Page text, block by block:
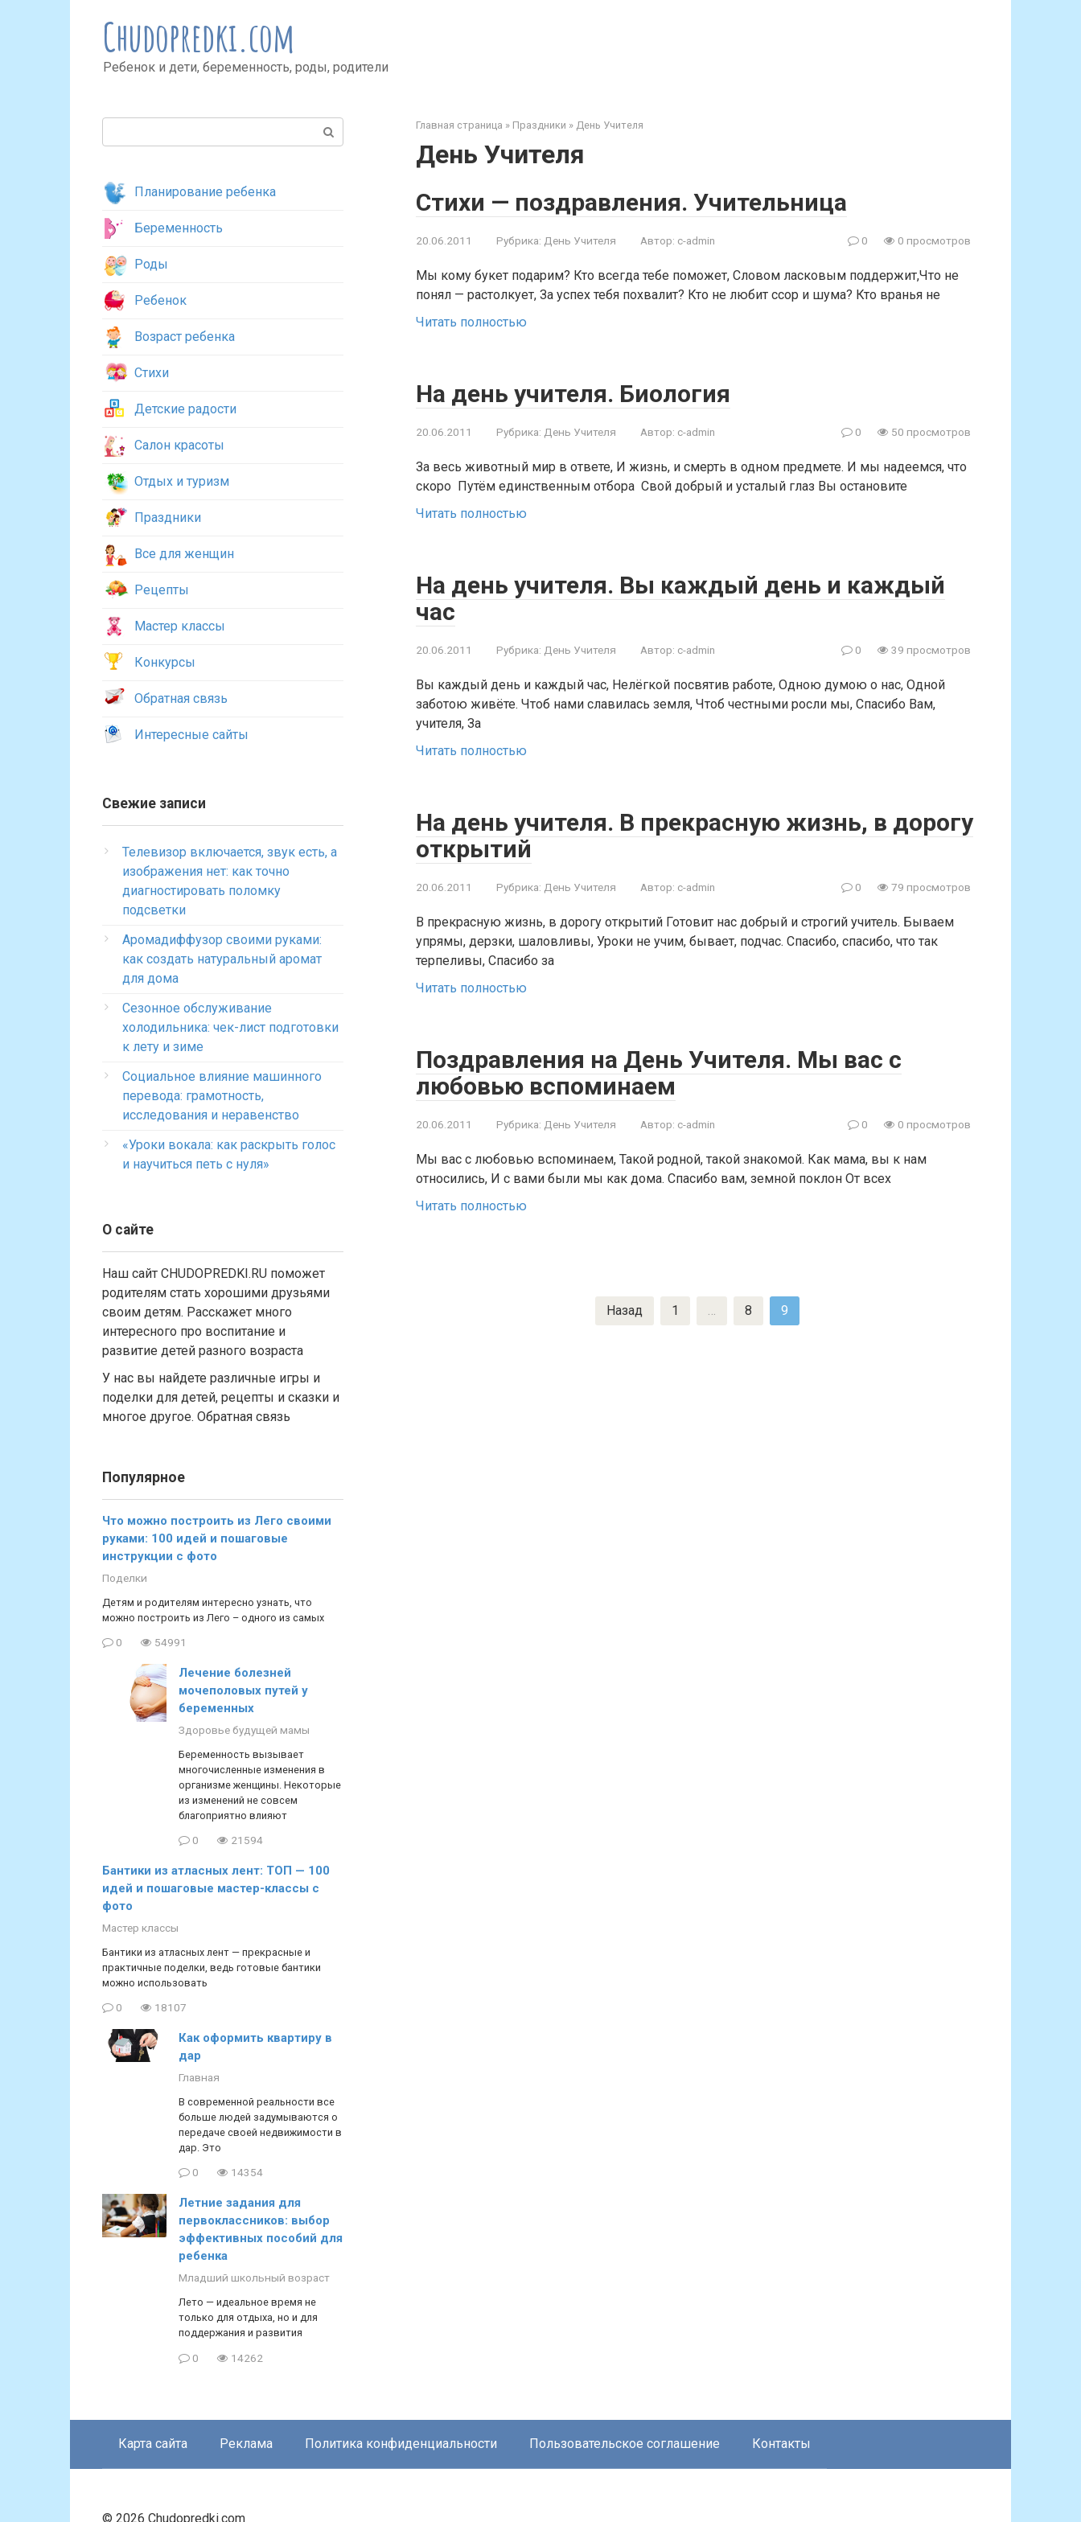
Chudopredki.com
Ребенок и дети, беременность, роды, родители
Главная страница » Праздники » День Учителя
День Учителя
Стихи — поздравления. Учительница
20.06.2011 Рубрика: День Учителя Автор: c-admin 0 0 просмотров
Мы кому букет подарим? Кто всегда тебе поможет, Словом ласковым поддержит,Что не
понял — растолкует, За успех тебя похвалит? Кто не любит ссор и шума? Кто вранья не
Читать полностью
На день учителя. Биология
20.06.2011 Рубрика: День Учителя Автор: c-admin 0 50 просмотров
За весь животный мир в ответе, И жизнь, и смерть в одном предмете. И мы надеемся, что
скоро Путём единственным отбора Свой добрый и усталый глаз Вы остановите
Читать полностью
На день учителя. Вы каждый день и каждый
час
20.06.2011 Рубрика: День Учителя Автор: c-admin 0 39 просмотров
Вы каждый день и каждый час, Нелёгкой посвятив работе, Одною думою о нас, Одной
заботою живёте. Чтоб нами славилась земля, Чтоб честными росли мы, Спасибо Вам,
учителя, За
Читать полностью
На день учителя. В прекрасную жизнь, в дорогу
открытий
20.06.2011 Рубрика: День Учителя Автор: c-admin 0 79 просмотров
В прекрасную жизнь, в дорогу открытий Готовит нас добрый и строгий учитель. Бываем
упрямы, дерзки, шаловливы, Уроки не учим, бывает, подчас. Спасибо, спасибо, что так
терпеливы, Спасибо за
Читать полностью
Поздравления на День Учителя. Мы вас с
любовью вспоминаем
20.06.2011 Рубрика: День Учителя Автор: c-admin 0 0 просмотров
Мы вас с любовью вспоминаем, Такой родной, такой знакомой. Как мама, вы к нам
относились, И с вами были мы как дома. Спасибо вам, земной поклон От всех
Читать полностью
Назад 1 … 8 9
Планирование ребенка
Беременность
Роды
Ребенок
Возраст ребенка
Стихи
Детские радости
Салон красоты
Отдых и туризм
Праздники
Все для женщин
Рецепты
Мастер классы
Конкурсы
Обратная связь
Интересные сайты
Свежие записи
Телевизор включается, звук есть, а
изображения нет: как точно
диагностировать поломку
подсветки
Аромадиффузор своими руками:
как создать натуральный аромат
для дома
Сезонное обслуживание
холодильника: чек-лист подготовки
к лету и зиме
Социальное влияние машинного
перевода: грамотность,
исследования и неравенство
«Уроки вокала: как раскрыть голос
и научиться петь с нуля»
О сайте
Наш сайт CHUDOPREDKI.RU поможет
родителям стать хорошими друзьями
своим детям. Расскажет много
интересного про воспитание и
развитие детей разного возраста
У нас вы найдете различные игры и
поделки для детей, рецепты и сказки и
многое другое. Обратная связь
Популярное
Что можно построить из Лего своими
руками: 100 идей и пошаговые
инструкции с фото
Поделки
Детям и родителям интересно узнать, что
можно построить из Лего – одного из самых
0 54991
Лечение болезней
мочеполовых путей у
беременных
Здоровье будущей мамы
Беременность вызывает
многочисленные изменения в
организме женщины. Некоторые
из изменений не совсем
благоприятно влияют
0 21594
Бантики из атласных лент: ТОП — 100
идей и пошаговые мастер-классы с
фото
Мастер классы
Бантики из атласных лент — прекрасные и
практичные поделки, ведь готовые бантики
можно использовать
0 18107
Как оформить квартиру в
дар
Главная
В современной реальности все
больше людей задумываются о
передаче своей недвижимости в
дар. Это
0 14354
Летние задания для
первоклассников: выбор
эффективных пособий для
ребенка
Младший школьный возраст
Лето — идеальное время не
только для отдыха, но и для
поддержания и развития
0 14262
Карта сайта Реклама Политика конфиденциальности Пользовательское соглашение Контакты
© 2026 Chudopredki.com